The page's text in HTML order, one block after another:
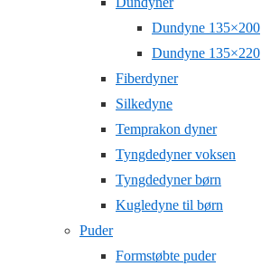
Dundyne 135×200
Dundyne 135×220
Fiberdyner
Silkedyne
Temprakon dyner
Tyngdedyner voksen
Tyngdedyner børn
Kugledyne til børn
Puder
Formstøbte puder